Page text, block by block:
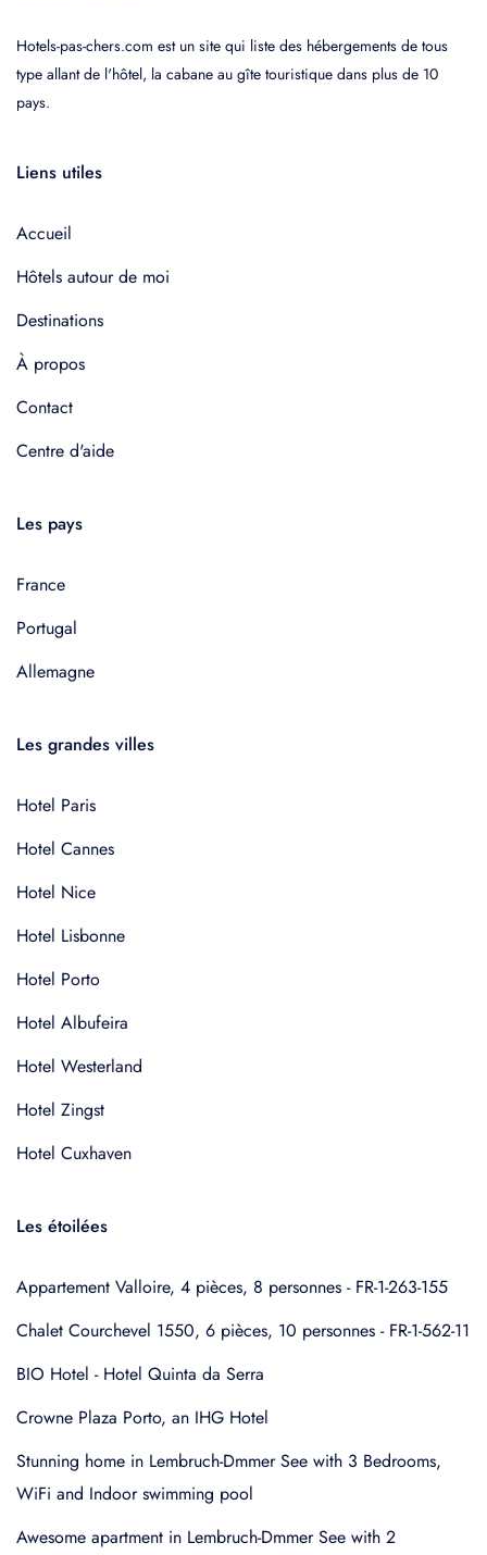
Hotels-pas-chers.com est un site qui liste des hébergements de tous
type allant de l'hôtel, la cabane au gîte touristique dans plus de 10
pays.
Liens utiles
Accueil
Hôtels autour de moi
Destinations
À propos
Contact
Centre d'aide
Les pays
France
Portugal
Allemagne
Les grandes villes
Hotel Paris
Hotel Cannes
Hotel Nice
Hotel Lisbonne
Hotel Porto
Hotel Albufeira
Hotel Westerland
Hotel Zingst
Hotel Cuxhaven
Les étoilées
Appartement Valloire, 4 pièces, 8 personnes - FR-1-263-155
Chalet Courchevel 1550, 6 pièces, 10 personnes - FR-1-562-11
BIO Hotel - Hotel Quinta da Serra
Crowne Plaza Porto, an IHG Hotel
Stunning home in Lembruch-Dmmer See with 3 Bedrooms,
WiFi and Indoor swimming pool
Awesome apartment in Lembruch-Dmmer See with 2